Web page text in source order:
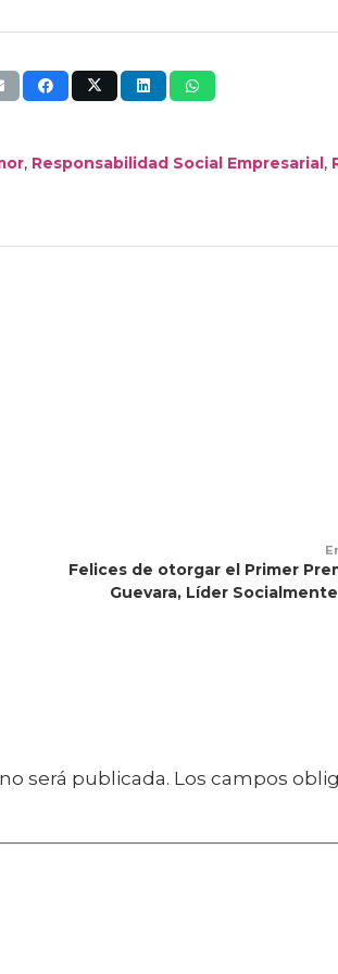
, Responsabilidad Social Empresarial,
Felices de otorgar el Primer
Guevara, Líder
será publicada. Los campos